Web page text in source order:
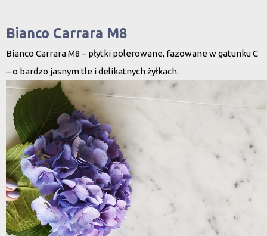
Bianco Carrara M8
Bianco Carrara M8 – płytki polerowane, fazowane w gatunku C
– o bardzo jasnym tle i delikatnych żyłkach.